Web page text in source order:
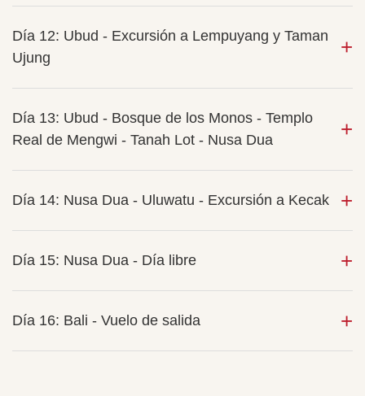
Día 12: Ubud - Excursión a Lempuyang y Taman
Ujung
Día 13: Ubud - Bosque de los Monos - Templo
Real de Mengwi - Tanah Lot - Nusa Dua
Día 14: Nusa Dua - Uluwatu - Excursión a Kecak
Día 15: Nusa Dua - Día libre
Día 16: Bali - Vuelo de salida